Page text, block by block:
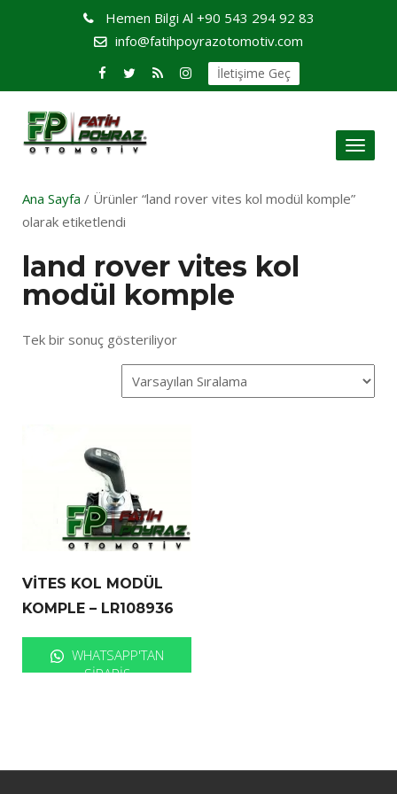
Hemen Bilgi Al +90 543 294 92 83
info@fatihpoyrazotomotiv.com
İletişime Geç
Toggle
Ana Sayfa / Ürünler “land rover vites kol modül komple”
olarak etiketlendi
land rover vites kol
modül komple
Tek bir sonuç gösteriliyor
VİTES KOL MODÜL
KOMPLE – LR108936
WHATSAPP'TAN
SIPARIŞ